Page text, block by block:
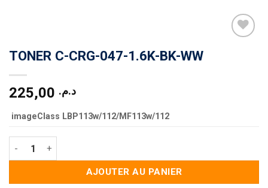
TONER C-CRG-047-1.6K-BK-WW
د.م.
imageClass LBP113w/112/MF113w/112
quantité de TONER C-CRG-047-1.6K-BK-WW
AJOUTER AU PANIER